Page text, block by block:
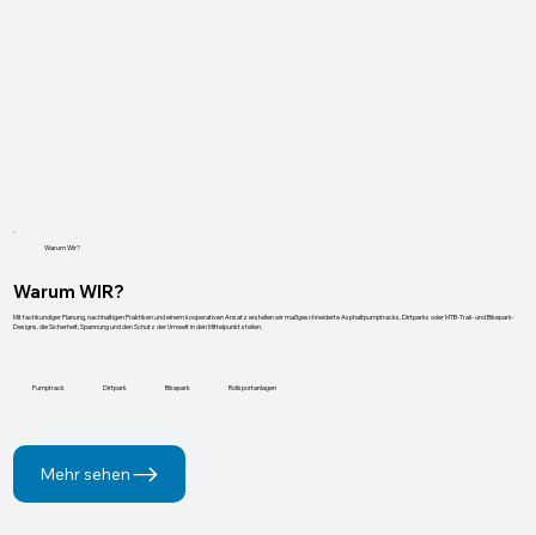
Warum Wir?
Warum WIR?
Mit fachkundiger Planung, nachhaltigen Praktiken und einem kooperativen Ansatz erstellen wir maßgeschneiderte Asphaltpumptracks, Dirtparks oder MTB-Trail- und Bikepark-
Designs, die Sicherheit, Spannung und den Schutz der Umwelt in den Mittelpunkt stellen.
Pumptrack Dirtpark Bikepark Rollsportanlagen
Mehr sehen